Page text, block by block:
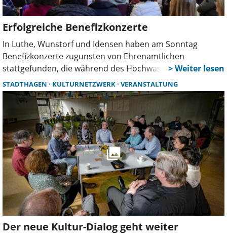
Erfolgreiche Benefizkonzerte
In Luthe, Wunstorf und Idensen haben am Sonntag
Benefizkonzerte zugunsten von Ehrenamtlichen
stattgefunden, die während des Hochwassers an
Weihnachten und zum Jahreswechsel im Einsatz waren.
Alle drei Veranstaltungen waren gut besucht.
STADTHAGEN KULTURNETZWERK VERANSTALTUNG
Der neue Kultur-Dialog geht weiter